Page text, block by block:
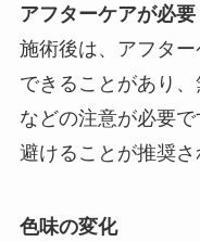
アフターケアが必要
施術後は、アフタ
できることがあり
などの注意が必要
避けることが推奨さ
色味の変化